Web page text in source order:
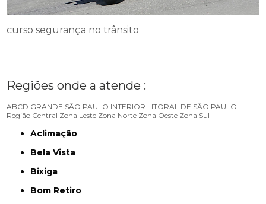
curso segurança no trânsito
Regiões onde a atende :
ABCD GRANDE SÃO PAULO INTERIOR LITORAL DE SÃO PAULO
Região Central Zona Leste Zona Norte Zona Oeste Zona Sul
Aclimação
Bela Vista
Bixiga
Bom Retiro